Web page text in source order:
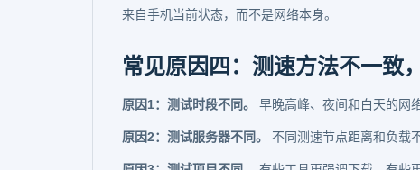
来自手机当前状态，而不是网络本身。
常见原因四：测速方法不一致
原因1：测试时段不同。 早晚高峰、夜间和白天的网
原因2：测试服务器不同。 不同测速节点距离和负载